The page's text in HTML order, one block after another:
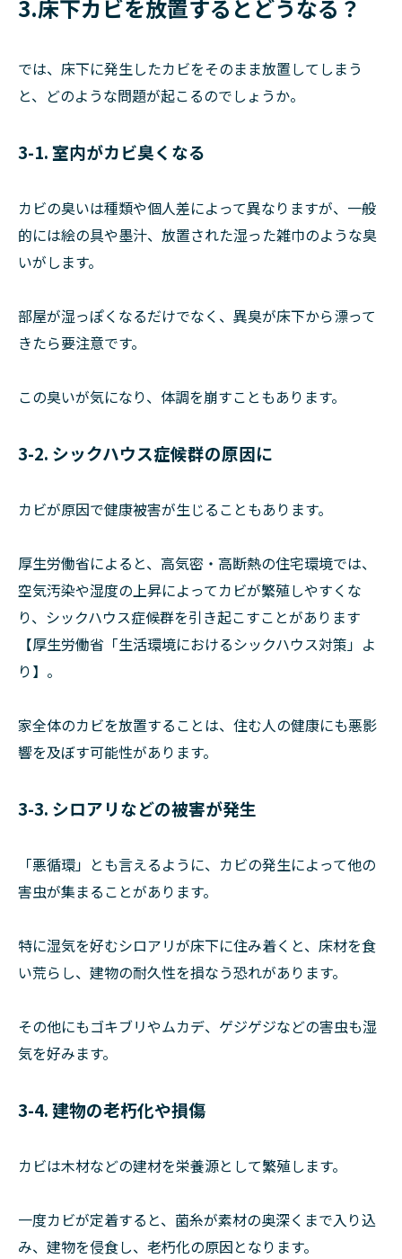
3.床下カビを放置するとどうなる？
では、床下に発生したカビをそのまま放置してしまう
と、どのような問題が起こるのでしょうか。
3-1. 室内がカビ臭くなる
カビの臭いは種類や個人差によって異なりますが、一般
的には絵の具や墨汁、放置された湿った雑巾のような臭
いがします。
部屋が湿っぽくなるだけでなく、異臭が床下から漂って
きたら要注意です。
この臭いが気になり、体調を崩すこともあります。
3-2. シックハウス症候群の原因に
カビが原因で健康被害が生じることもあります。
厚生労働省によると、高気密・高断熱の住宅環境では、
空気汚染や湿度の上昇によってカビが繁殖しやすくな
り、シックハウス症候群を引き起こすことがあります
【厚生労働省「生活環境におけるシックハウス対策」よ
り】。
家全体のカビを放置することは、住む人の健康にも悪影
響を及ぼす可能性があります。
3-3. シロアリなどの被害が発生
「悪循環」とも言えるように、カビの発生によって他の
害虫が集まることがあります。
特に湿気を好むシロアリが床下に住み着くと、床材を食
い荒らし、建物の耐久性を損なう恐れがあります。
その他にもゴキブリやムカデ、ゲジゲジなどの害虫も湿
気を好みます。
3-4. 建物の老朽化や損傷
カビは木材などの建材を栄養源として繁殖します。
一度カビが定着すると、菌糸が素材の奥深くまで入り込
み、建物を侵食し、老朽化の原因となります。